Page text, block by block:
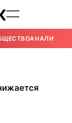
АНАЛИТИКА